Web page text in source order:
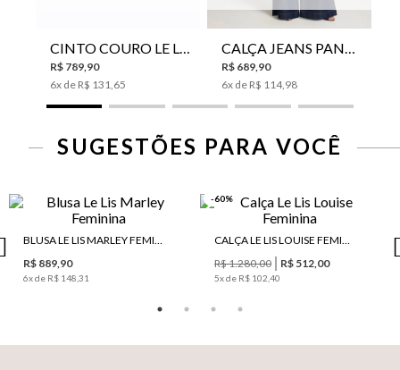
R$ 789 90
6x de R$ 131 65
R$ 689 90
6x de R$ 114, 98
SUGESTÕES PARA VOCÊ
BLUSA LE LIS MARLEY FEMININA
R$ 889,90
6x de R$ 148,31
-60%
CALÇA LE LIS LOUISE FEMININA
R$ 1.280,00
R$ 512,00
5x de R$ 102,40